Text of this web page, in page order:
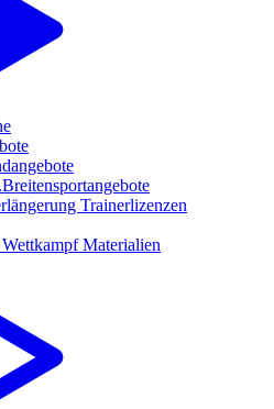
Trainerlizenzen
Materialien